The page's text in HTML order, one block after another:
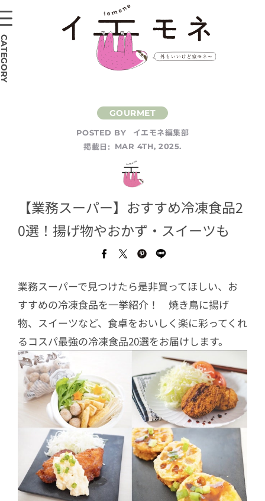
POSTED BY
イエモネ編集部
掲載日:
MAR 4TH, 2025.
【業務スーパー】おすすめ冷凍食品2
0選！揚げ物やおかず・スイーツも
業務スーパーで見つけたら是非買ってほしい、お
すすめの冷凍食品を一挙紹介！ 焼き鳥に揚げ
物、スイーツなど、食卓をおいしく楽に彩ってくれ
るコスパ最強の冷凍食品20選をお届けします。